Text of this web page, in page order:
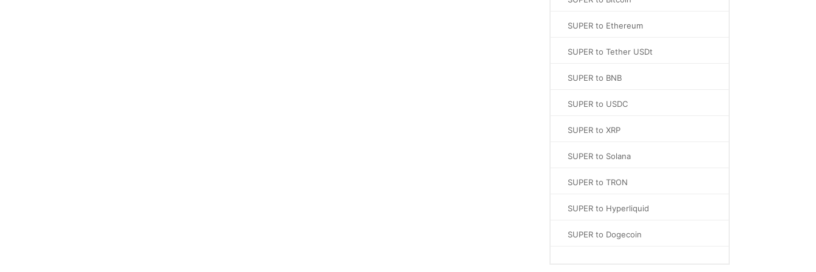
SUPER to Ethereum
SUPER to Tether USDt
SUPER to BNB
SUPER to USDC
SUPER to XRP
SUPER to Solana
SUPER to TRON
SUPER to Hyperliquid
SUPER to Dogecoin